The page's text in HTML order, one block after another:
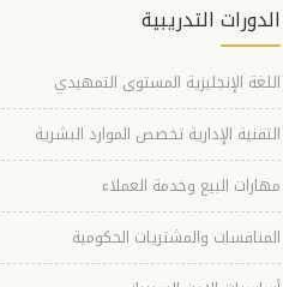
الدورات التدريبية
اللغة الإنجليزية المستوى التمهيدي
التقنية الإدارية تخصص الموارد البشرية
مهارات البيع وخدمة العملاء
المنافسات والمشتريات الحكومية